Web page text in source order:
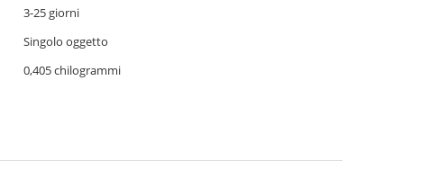
3-25 giorni
Singolo oggetto
0,405 chilogrammi